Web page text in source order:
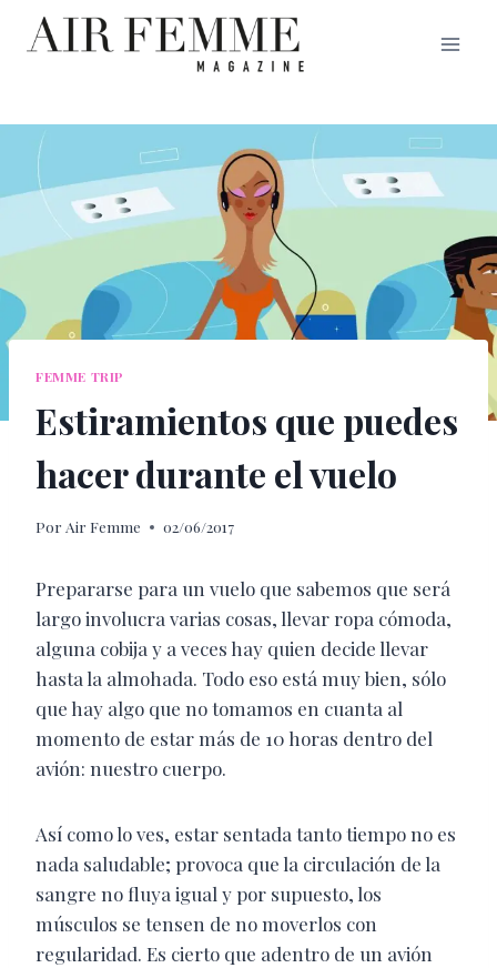
Saltar
FEMME TRIP
Estiramientos que puedes
hacer durante el vuelo
Por Air Femme 02/06/2017
Prepararse para un vuelo que sabemos que será
largo involucra varias cosas, llevar ropa cómoda,
alguna cobija y a veces hay quien decide llevar
hasta la almohada. Todo eso está muy bien, sólo
que hay algo que no tomamos en cuanta al
momento de estar más de 10 horas dentro del
avión: nuestro cuerpo.
Así como lo ves, estar sentada tanto tiempo no es
nada saludable; provoca que la circulación de la
sangre no fluya igual y por supuesto, los
músculos se tensen de no moverlos con
regularidad. Es cierto que adentro de un avión